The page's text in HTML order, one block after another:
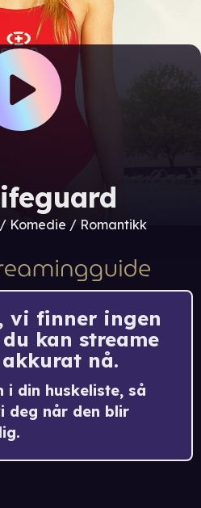
Komedie / Romantikk
vi finner ingen
kan streame
nå.
i din huskeliste, så
deg når den blir